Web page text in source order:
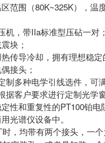
范围（80K~325K），温
，带IIa标准型压砧一对；
块；
传导冷却，拥有理想稳定
接头；
多种电学引线选件，可
客户要求进行定制光学
性和重复性的PT100铂电
光谱仪设备中。
，均带有两个接头，一